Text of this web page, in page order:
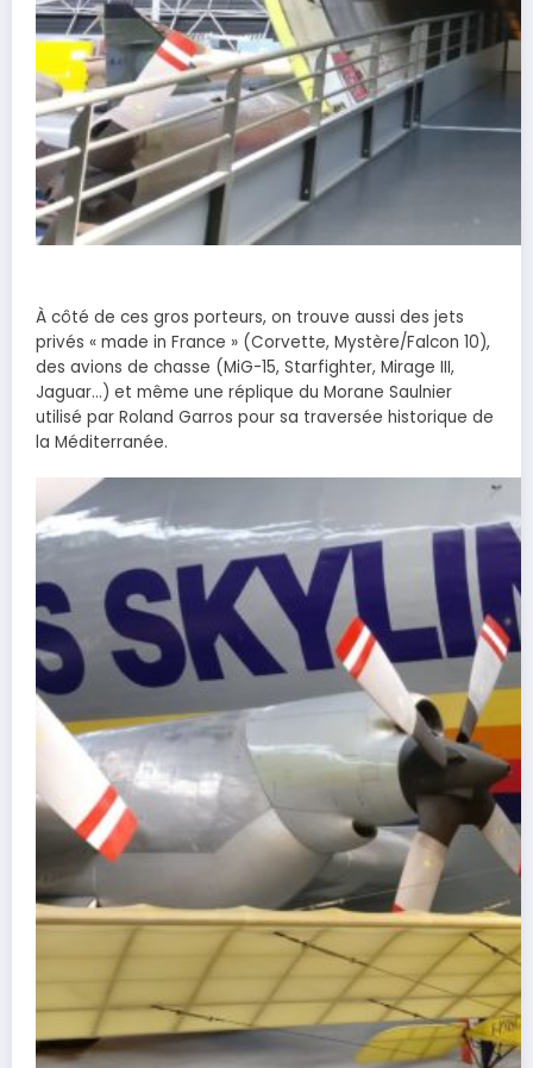
À côté de ces gros porteurs, on trouve aussi des jets
privés « made in France » (Corvette, Mystère/Falcon 10),
des avions de chasse (MiG-15, Starfighter, Mirage III,
Jaguar…) et même une réplique du Morane Saulnier
utilisé par Roland Garros pour sa traversée historique de
la Méditerranée.